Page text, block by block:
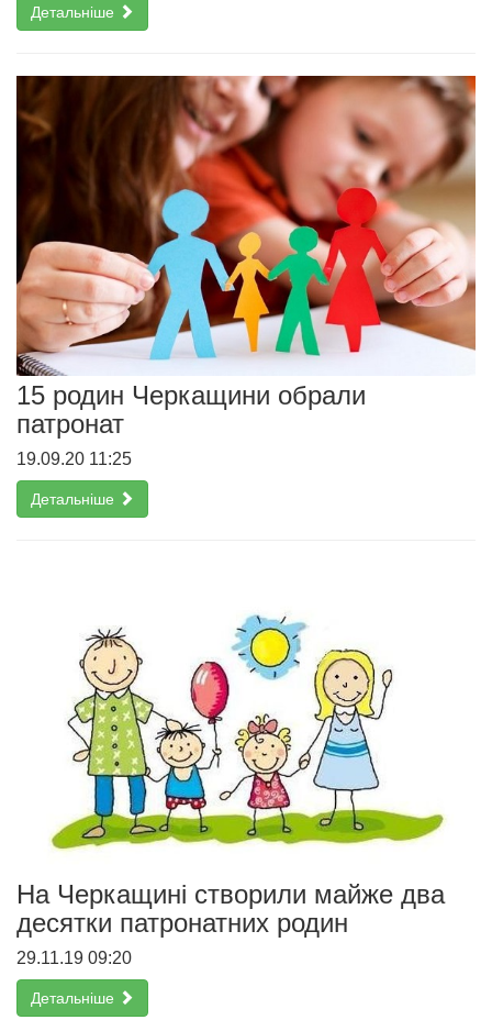
Детальніше
15 родин Черкащини обрали
патронат
19.09.20 11:25
Детальніше
На Черкащині створили майже два
десятки патронатних родин
29.11.19 09:20
Детальніше